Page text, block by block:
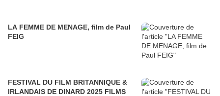
LA FEMME DE MENAGE, film de Paul
FEIG
FESTIVAL DU FILM BRITANNIQUE &
IRLANDAIS DE DINARD 2025 FILMS